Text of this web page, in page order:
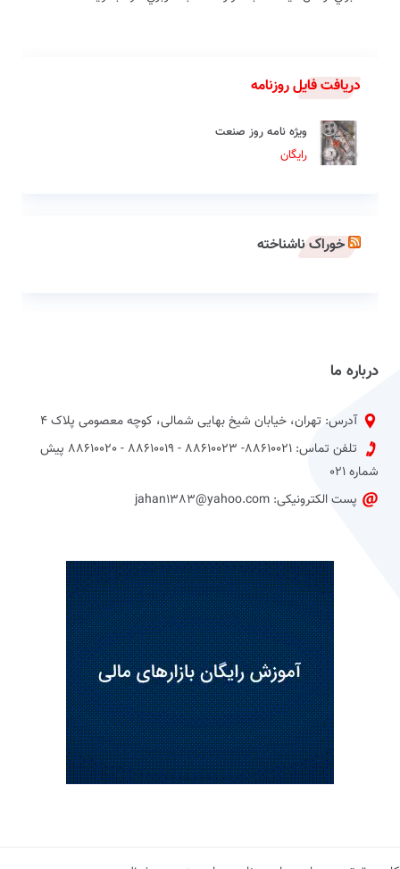
دریافت فایل روزنامه
ویژه نامه روز صنعت
رایگان
خوراک ناشناخته
درباره ما
آدرس: تهران، خیابان شیخ بهایی شمالی، کوچه معصومی پلاک 4
تلفن تماس: 88610021- 88610023 - 88610019 - 88610020 پیش
شماره 021
پست الکترونیکی: jahan1383@yahoo.com